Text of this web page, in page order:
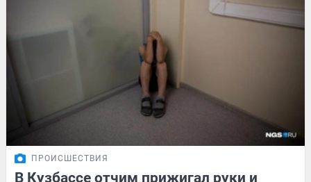
ПРОИСШЕСТВИЯ
В Кузбассе отчим прижигал руки и